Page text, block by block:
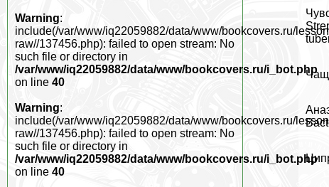
Warning:
include(/var/www/iq22059882/data/www/bookcovers.ru/
raw//137456.php): failed to open stream: No
such file or directory in
/var/www/iq22059882/data/www/bookcovers.ru/i_bot.php
on line 40
Warning:
include(/var/www/iq22059882/data/www/bookcovers.ru/
raw//137456.php): failed to open stream: No
such file or directory in
/var/www/iq22059882/data/www/bookcovers.ru/i_bot.php
on line 40